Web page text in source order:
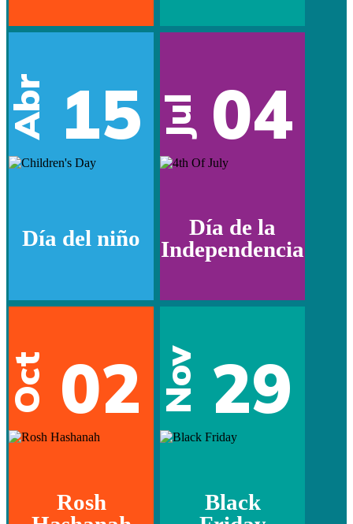
Abr 15
Día del niño
Jul 04
Día de la
Independencia
Oct 02
Rosh
Nov 29
Black